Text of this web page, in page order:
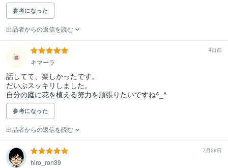
参考になった
出品者からの返信を読む
4日前
キマーラ
話してて、楽しかったです。
だいぶスッキリしました。
自分の庭に花を植える努力を頑張りたいですね^_^
参考になった
出品者からの返信を読む
7月29日
hiro_ron39